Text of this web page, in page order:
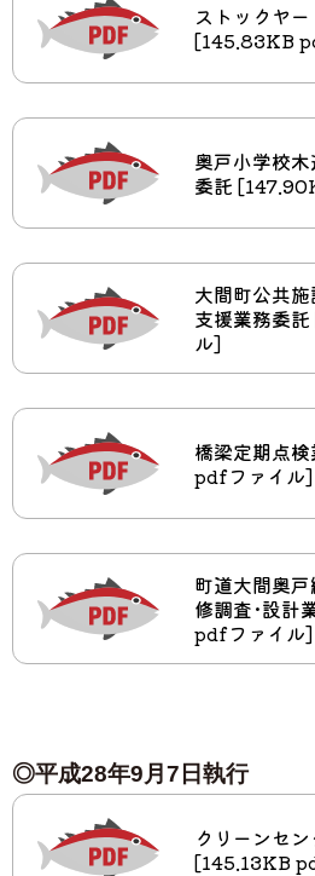
ストックヤ
[145.83KB
奥戸小学校
委託
大間町公共
支援業務委
ル]
橋梁定期点
pdfファイル]
町道大間奥
修調査･設計
pdfファイル]
◎平成28年9月7日執行
クリーンセ
[145.13KB